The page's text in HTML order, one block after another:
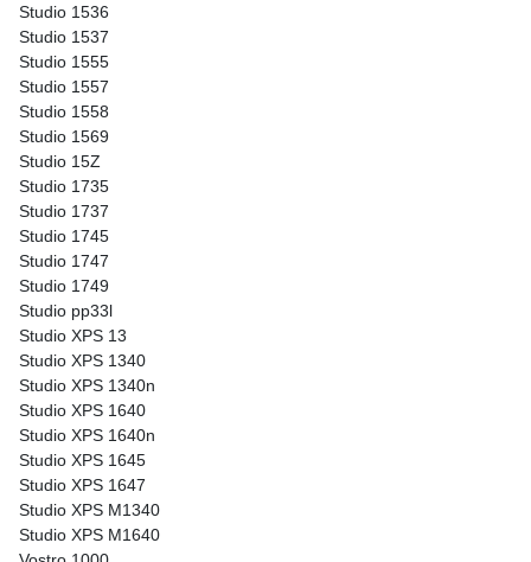
Studio 1536
Studio 1537
Studio 1555
Studio 1557
Studio 1558
Studio 1569
Studio 15Z
Studio 1735
Studio 1737
Studio 1745
Studio 1747
Studio 1749
Studio pp33l
Studio XPS 13
Studio XPS 1340
Studio XPS 1340n
Studio XPS 1640
Studio XPS 1640n
Studio XPS 1645
Studio XPS 1647
Studio XPS M1340
Studio XPS M1640